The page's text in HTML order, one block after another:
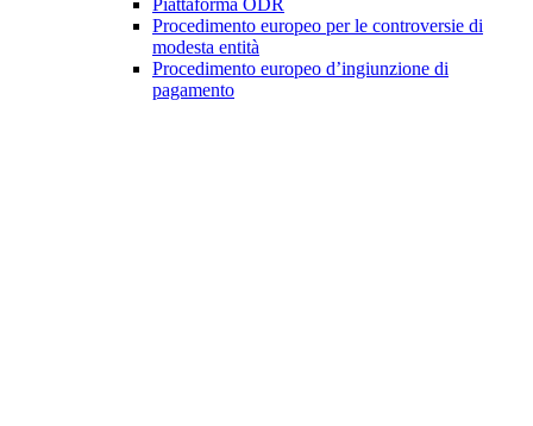
Piattaforma ODR
Procedimento europeo per le controversie di
modesta entità
Procedimento europeo d’ingiunzione di
pagamento